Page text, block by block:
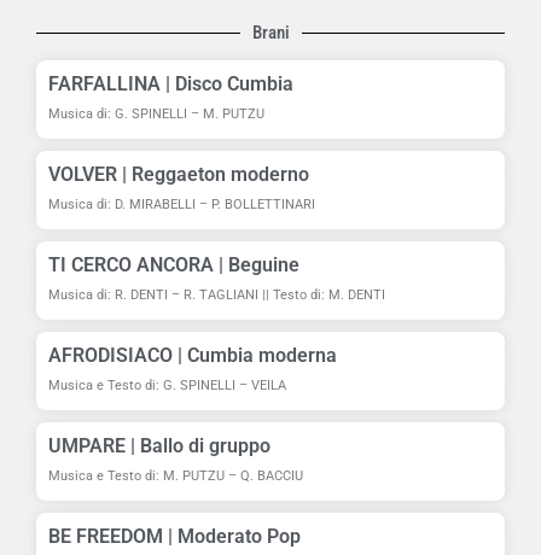
Fausto Fulgoni e Giuseppe Spinelli "TI AMO
Mirko Putzu e Quirico Bacciu - CHISSÀ 4:08
Alessia e Paolino ft Spinelli "VOILÀ LA
Nicol - SENTIMENTO D'AMORE (bachata)
Francesco Proietto e Giuseppe Spinelli "LUNA
4:07
Mary Merolla - L' ERRORE (beguine) Canale
Giuseppe Spinelli - STRADELLINO (valzer)
Brani
FARFALLINA | Disco Cumbia
Musica di: G. SPINELLI – M. PUTZU
VOLVER | Reggaeton moderno
Musica di: D. MIRABELLI – P. BOLLETTINARI
TI CERCO ANCORA | Beguine
Musica di: R. DENTI – R. TAGLIANI || Testo di: M. DENTI
AFRODISIACO | Cumbia moderna
Musica e Testo di: G. SPINELLI – VEILA
UMPARE | Ballo di gruppo
Musica e Testo di: M. PUTZU – Q. BACCIU
BE FREEDOM | Moderato Pop